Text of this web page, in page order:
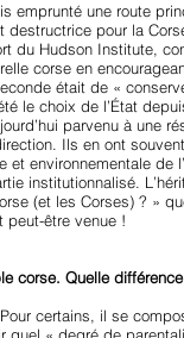
une route
pour la
Hudson Institute,
corse en
était de «
le choix de l’État
parvenu à une
Ils en ont
environnementale
institutionnalisé.
(et les Corses) ?
peut-être venue !
corse. Quelle
certains, il se